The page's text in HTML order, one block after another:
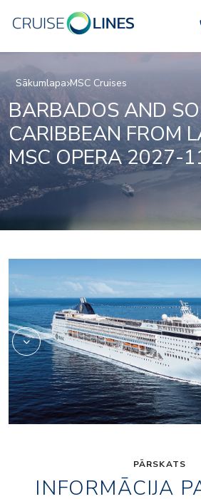
Sākumlapa MSC Cruises
BARBADOS AND
CARIBBEAN FROM
MSC OPERA 2027-
PĀRSKATS
INFORMĀCIJA